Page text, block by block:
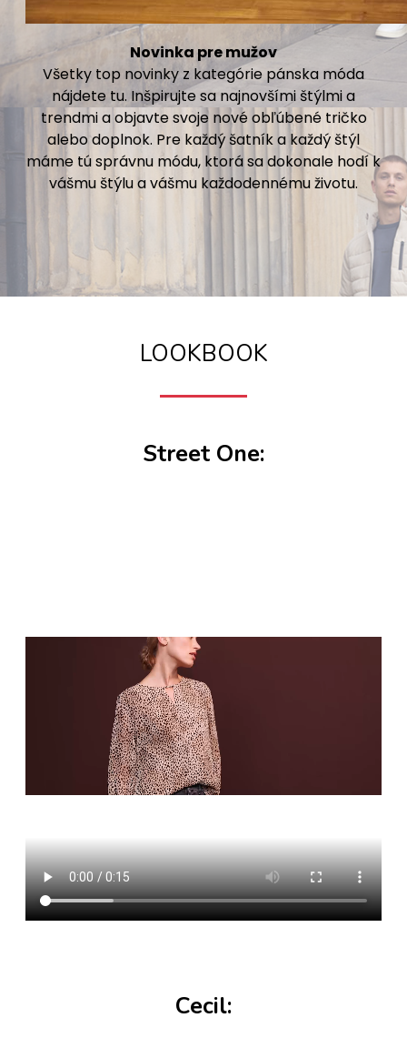
Novinka pre mužov
Všetky top novinky z kategórie pánska móda
nájdete tu. Inšpirujte sa najnovšími štýlmi a
trendmi a objavte svoje nové obľúbené tričko
alebo doplnok. Pre každý šatník a každý štýl
máme tú správnu módu, ktorá sa dokonale hodí k
vášmu štýlu a vášmu každodennému životu.
LOOKBOOK
Street One:
Cecil: